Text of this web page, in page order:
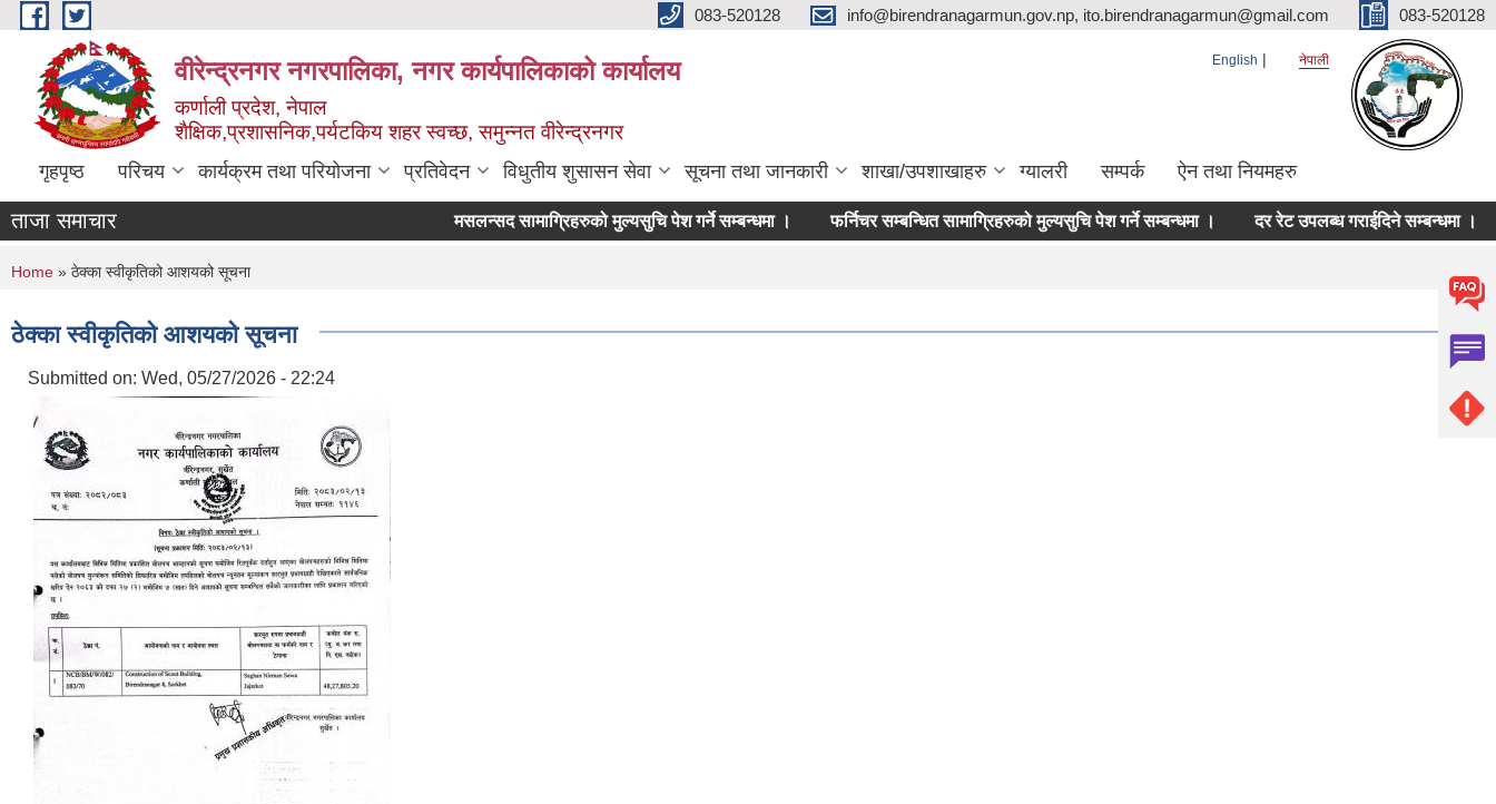
Skip to main content 083-520128 info@birendranagarmun.gov.np, ito.birendranagarmun@gmail.com 083-520128
वीरेन्द्रनगर नगरपालिका, नगर कार्यपालिकाको कार्यालय
कर्णाली प्रदेश, नेपाल
शैक्षिक,प्रशासनिक,पर्यटकिय शहर स्वच्छ, समुन्नत वीरेन्द्रनगर
English नेपाली
गृहपृष्ठ परिचय कार्यक्रम तथा परियोजना प्रतिवेदन विधुतीय शुसासन सेवा सूचना तथा जानकारी शाखा/उपशाखाहरु ग्यालरी सम्पर्क ऐन तथा नियमहरु
ताजा समाचार मसलन्सद सामाग्रिहरुको मुल्यसुचि पेश गर्ने सम्बन्धमा । फर्निचर सम्बन्धित सामाग्रिहरुको मुल्यसुचि पेश गर्ने सम्बन्धमा । दर रेट उपलब्ध गराईदिने सम्बन्धमा ।
You are here
Home » ठेक्का स्वीकृतिको आशयको सूचना
ठेक्का स्वीकृतिको आशयको सूचना
Submitted on: Wed, 05/27/2026 - 22:24